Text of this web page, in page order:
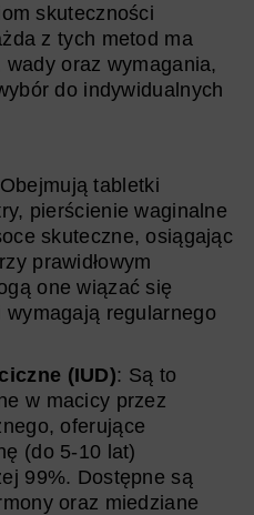
skuteczności
z tych metod ma
oraz wymagania,
do indywidualnych
tabletki
pierścienie waginalne
skuteczne, osiągając
prawidłowym
one wiązać się
regularnego
(IUD): Są to
w macicy przez
oferujące
(do 5-10 lat)
99%. Dostępne są
oraz miedziane